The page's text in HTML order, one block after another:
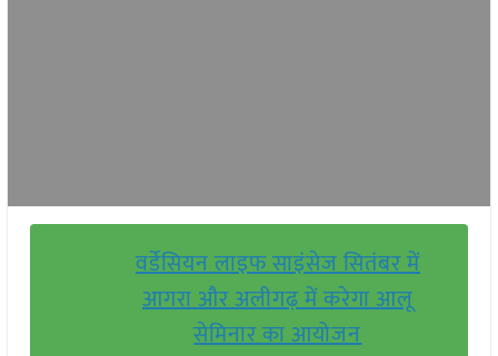
वर्डेसियन लाइफ साइंसेज सितंबर में
आगरा और अलीगढ़ में करेगा आलू
सेमिनार का आयोजन